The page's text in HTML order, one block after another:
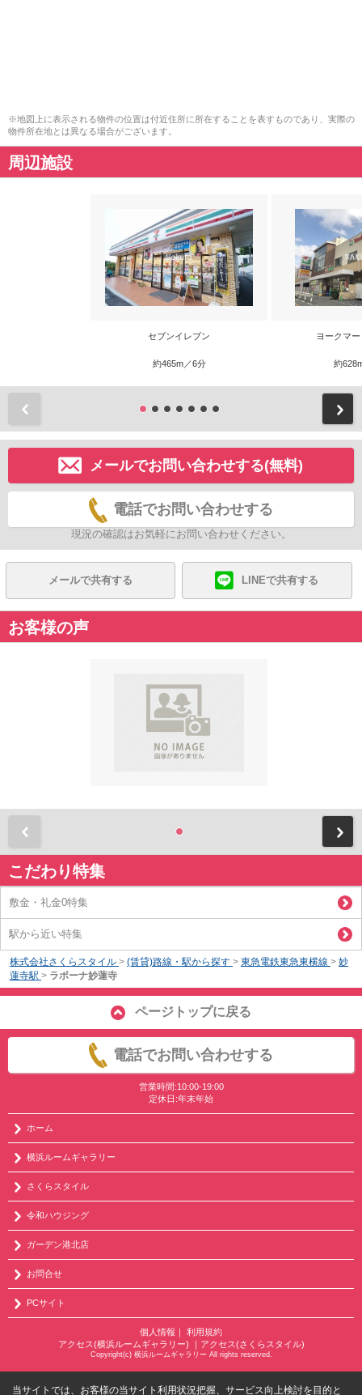
※地図上に表示される物件の位置は付近住所に所在することを表すものであり、実際の
物件所在地とは異なる場合がございます。
周辺施設
セブンイレブン
約465m／6分
ヨークマ
約
メールでお問い合わせする(無料)
電話でお問い合わせする
現況の確認はお気軽にお問い合わせください。
メールで共有する LINEで共有する
お客様の声
こだわり特集
敷金・礼金0特集
駅から近い特集
株式会社さくらスタイル > (賃貸)路線・駅から探す > 東急電鉄東急東横線 > 妙
蓮寺駅 > ラボーナ妙蓮寺
ページトップに戻る
電話でお問い合わせする
営業時間:10:00-19:00
定休日:年末年始
ホーム
横浜ルームギャラリー
さくらスタイル
令和ハウジング
ガーデン港北店
お問合せ
PCサイト
個人情報
利用規約
アクセス(横浜ルームギャラリー)
アクセス(さくらスタイル)
Copyright(c) 横浜ルームギャラリー All rights reserved.
当サイトでは、お客様の当サイト利用状況把握、サービス向上検討を目的と